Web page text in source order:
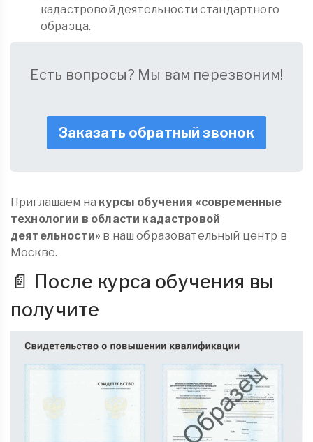
кадастровой деятельности стандартного
образца.
Есть вопросы? Мы вам перезвоним!
Заказать обратный звонок
Приглашаем на курсы обучения «современные
технологии в области кадастровой
деятельности» в наш образовательный центр в
Москве.
📄 После курса обучения вы
получите